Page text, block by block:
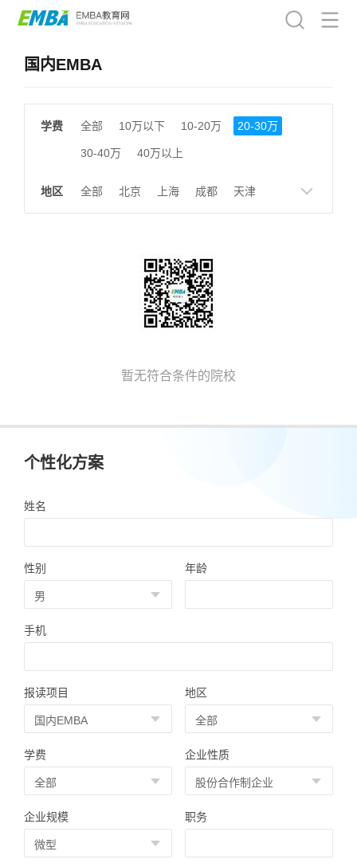
国内EMBA
学费 全部 10万以下 10-20万 20-30万
30-40万 40万以上
地区 全部 北京 上海 成都 天津
山东 安徽
广州
暂无符合条件的院校
个性化方案
姓名
性别 年龄
手机
报读项目 地区
学费 企业性质
企业规模 职务